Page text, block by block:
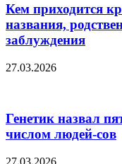
Кем приходится
названия,
заблуждения
27.03.2026
Генетик назвал
числом людей-сов
27.03.2026